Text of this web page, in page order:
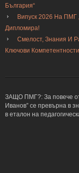
България“
Випуск 2026 На ПМГ
Дипломира!
Смелост, Знания И
Ключови Компетентности
ЗАЩО ПМГ?: За повече
Иванов” се превърна в
в еталон на